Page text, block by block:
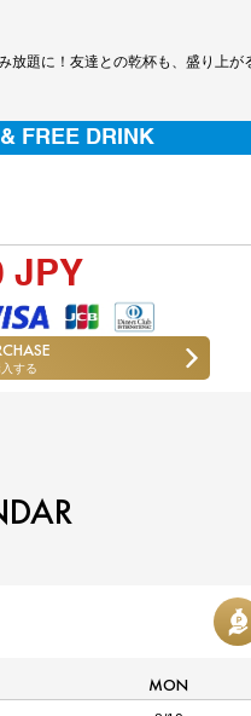
放題に！友達との乾杯も、盛り上が
FREE DRINK
JPY
する
MON